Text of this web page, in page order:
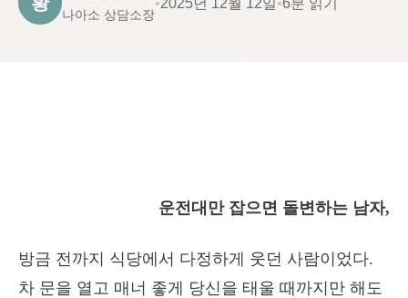
나아소 상담소장
운전대만 잡으면 돌변하는 남자,
방금 전까지 식당에서 다정하게 웃던 사람이었다.
차 문을 열고 매너 좋게 당신을 태울 때까지만 해도